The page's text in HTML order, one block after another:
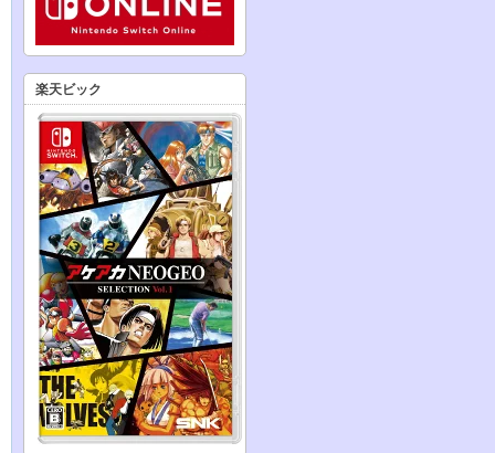
楽天ビック